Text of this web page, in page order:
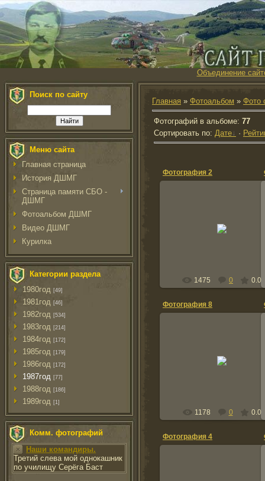
Объединение
Поиск по сайту
Меню сайта
Главная страница
История ДШМГ
Страница памяти СБО -
ДШМГ
Фотоальбом ДШМГ
Видео ДШМГ
Курилка
Категории раздела
1980год [49]
1981год [46]
1982год [534]
1983год [214]
1984год [172]
1985год [179]
1986год [172]
1987год [77]
1988год [186]
1989год [1]
Комм. фотографий
Наши командиры.
Третий слева мой однокашник
по училищу Серёга Баст
Главная » Фотоальбом » Фото
Фотографий в альбоме: 77
Сортировать по: Дате ·
Фотография 2
1475 0 0.0
Фотография 8
1178 0 0.0
Фотография 4